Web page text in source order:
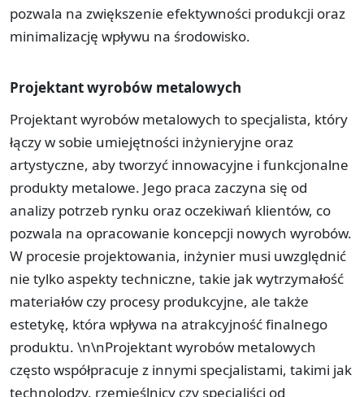
pozwala na zwiększenie efektywności produkcji oraz
minimalizację wpływu na środowisko.
Projektant wyrobów metalowych
Projektant wyrobów metalowych to specjalista, który
łączy w sobie umiejętności inżynieryjne oraz
artystyczne, aby tworzyć innowacyjne i funkcjonalne
produkty metalowe. Jego praca zaczyna się od
analizy potrzeb rynku oraz oczekiwań klientów, co
pozwala na opracowanie koncepcji nowych wyrobów.
W procesie projektowania, inżynier musi uwzględnić
nie tylko aspekty techniczne, takie jak wytrzymałość
materiałów czy procesy produkcyjne, ale także
estetykę, która wpływa na atrakcyjność finalnego
produktu. \n\nProjektant wyrobów metalowych
często współpracuje z innymi specjalistami, takimi jak
technolodzy, rzemieślnicy czy specjaliści od